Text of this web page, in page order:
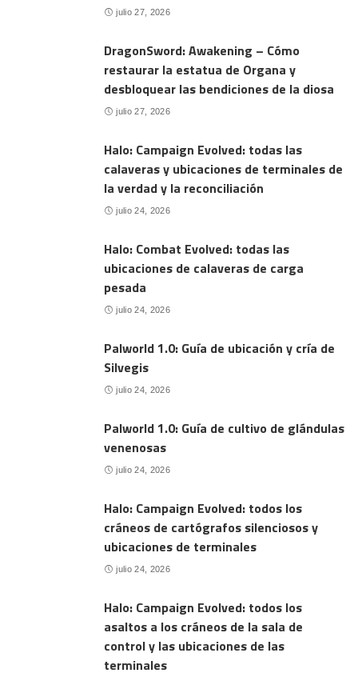
julio 27, 2026
DragonSword: Awakening – Cómo
restaurar la estatua de Organa y
desbloquear las bendiciones de la diosa
julio 27, 2026
Halo: Campaign Evolved: todas las
calaveras y ubicaciones de terminales de
la verdad y la reconciliación
julio 24, 2026
Halo: Combat Evolved: todas las
ubicaciones de calaveras de carga
pesada
julio 24, 2026
Palworld 1.0: Guía de ubicación y cría de
Silvegis
julio 24, 2026
Palworld 1.0: Guía de cultivo de glándulas
venenosas
julio 24, 2026
Halo: Campaign Evolved: todos los
cráneos de cartógrafos silenciosos y
ubicaciones de terminales
julio 24, 2026
Halo: Campaign Evolved: todos los
asaltos a los cráneos de la sala de
control y las ubicaciones de las
terminales